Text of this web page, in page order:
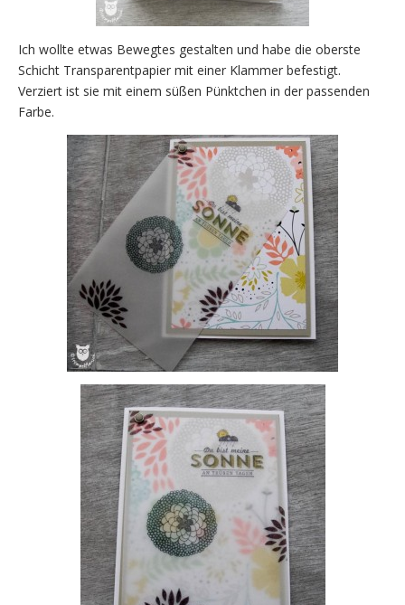
Ich wollte etwas Bewegtes gestalten und habe die oberste
Schicht Transparentpapier mit einer Klammer befestigt.
Verziert ist sie mit einem süßen Pünktchen in der passenden
Farbe.